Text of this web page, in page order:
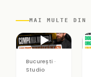
MAI MULTE DIN
▶
București ·
Studio